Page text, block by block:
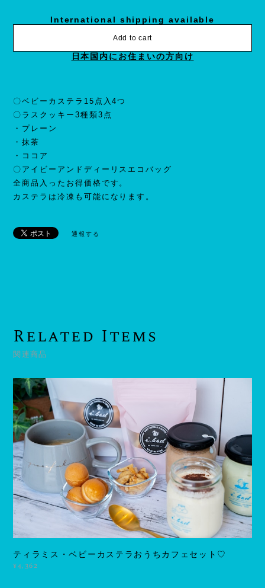
International shipping available
Add to cart
日本国内にお住まいの方向け
〇ベビーカステラ15点入4つ
〇ラスクッキー3種類3点
・プレーン
・抹茶
・ココア
〇アイビーアンドディーリスエコバッグ
全商品入ったお得価格です。
カステラは冷凍も可能になります。
通報する
Related Items
関連商品
ティラミス・ベビーカステラおうちカフェセット♡
¥4,362